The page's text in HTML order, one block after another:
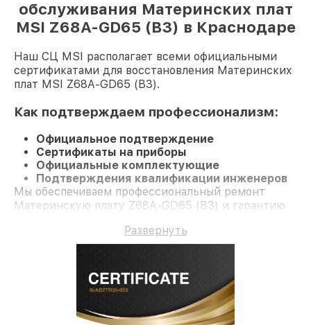
обслуживания Материнских плат
MSI Z68A-GD65 (B3) в Краснодаре
Наш СЦ MSI располагает всеми официальными
сертификатами для восстановления Материнских
плат MSI Z68A-GD65 (B3).
Как подтверждаем профессионализм:
Официальное подтверждение
Сертификаты на приборы
Официальные комплектующие
Подтверждения квалификации инженеров
Мы обеспечиваем профессиональный ремонт
Материнскую плату Z68A-GD65 (B3) и гарантию
Развернуть